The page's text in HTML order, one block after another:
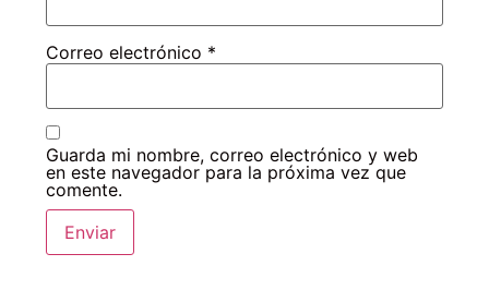
Correo electrónico *
Guarda mi nombre, correo electrónico y web
en este navegador para la próxima vez que
comente.